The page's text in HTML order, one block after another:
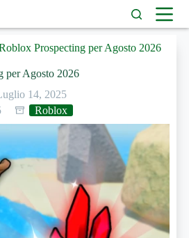
Prospecting per Agosto 2026
per Agosto 2026
14, 2025
Roblox